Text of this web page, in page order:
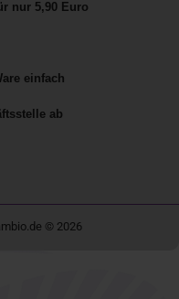
nur 5,90 Euro
einfach
ab
© 2026